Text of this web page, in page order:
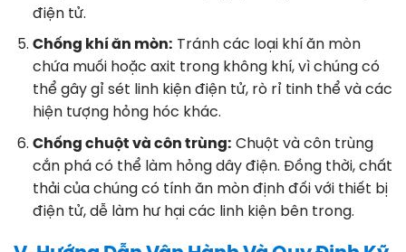
điện tử.
Chống khí ăn mòn: Tránh các loại khí ăn mòn
chứa muối hoặc axit trong không khí, vì chúng có
thể gây gỉ sét linh kiện điện tử, rò rỉ tinh thể và các
hiện tượng hỏng hóc khác.
Chống chuột và côn trùng: Chuột và côn trùng
cắn phá có thể làm hỏng dây điện. Đồng thời, chất
thải của chúng có tính ăn mòn định đối với thiết bị
điện tử, dễ làm hư hại các linh kiện bên trong.